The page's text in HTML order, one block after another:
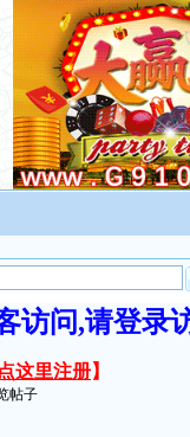
访问,请登
点这里注册】
帖子